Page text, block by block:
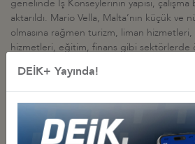
genelinde İş Konseylerinin yapısı,
aktarıldı. Mario Vella, Malta’nın küçük ve
olmasına rağmen turizm, liman hizmetleri,
hizmetleri, eğitim, finans gibi sektörlerde
teknisyen yetiştirdikleri hakkında bilgi
bürokrasinin az olması nedeniyle kararların
Avrupa ülkeleri arasında Malta’da en çok
Almanya olduğunu belirten Vella,
yatırımcılardan biri olduğunu kaydetti.
DEİK+ Yayında!